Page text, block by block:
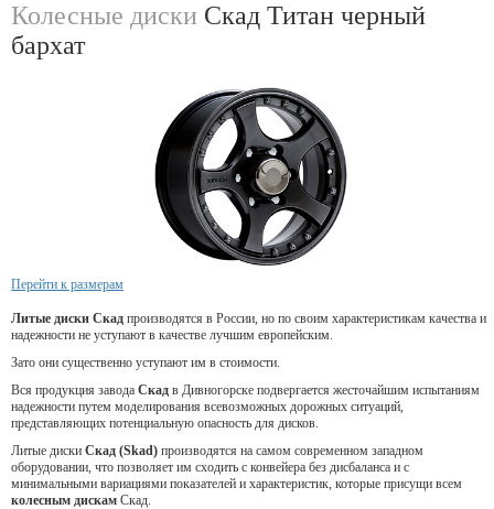
Колесные диски Скад Титан черный
бархат
Перейти к размерам
Литые диски Скад производятся в России, но по своим характеристикам качества и
надежности не уступают в качестве лучшим европейским.
Зато они существенно уступают им в стоимости.
Вся продукция завода Скад в Дивногорске подвергается жесточайшим испытаниям
надежности путем моделирования всевозможных дорожных ситуаций,
представляющих потенциальную опасность для дисков.
Литые диски Скад (Skad) производятся на самом современном западном
оборудовании, что позволяет им сходить с конвейера без дисбаланса и с
минимальными вариациями показателей и характеристик, которые присущи всем
колесным дискам Скад.